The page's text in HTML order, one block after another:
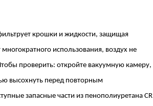
крошки и жидкости, защищая
использования, воздух не
проверить: откройте вакуумную камеру,
высохнуть перед повторным
запасные части из пенополиуретана CR